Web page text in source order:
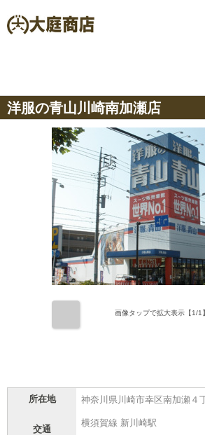
洋服の青山川崎南加瀬店
画像タップで拡大表示【1/1】
所在地 神奈川県川崎市幸区南加瀬４
交通
横須賀線 新川崎駅